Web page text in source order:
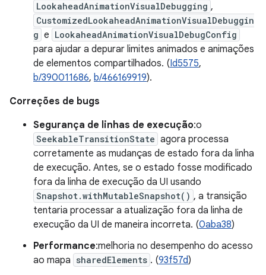
LookaheadAnimationVisualDebugging ,
CustomizedLookaheadAnimationVisualDebuggin
g e LookaheadAnimationVisualDebugConfig
para ajudar a depurar limites animados e animações
de elementos compartilhados. (Id5575,
b/390011686, b/466169919).
Correções de bugs
Segurança de linhas de execução:o
SeekableTransitionState agora processa
corretamente as mudanças de estado fora da linha
de execução. Antes, se o estado fosse modificado
fora da linha de execução da UI usando
Snapshot.withMutableSnapshot() , a transição
tentaria processar a atualização fora da linha de
execução da UI de maneira incorreta. (0aba38)
Performance:melhoria no desempenho do acesso
ao mapa sharedElements . (93f57d)